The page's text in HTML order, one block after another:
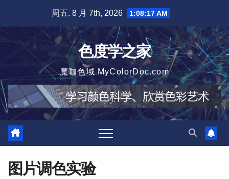
周五. 8 月 7th, 2026 1:08:18 AM
色度学之家
魔咖色域 MyColorDoc.com
图片调色实验